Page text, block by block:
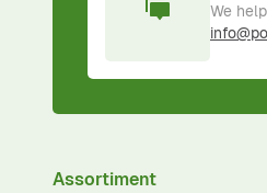
We
Assortiment